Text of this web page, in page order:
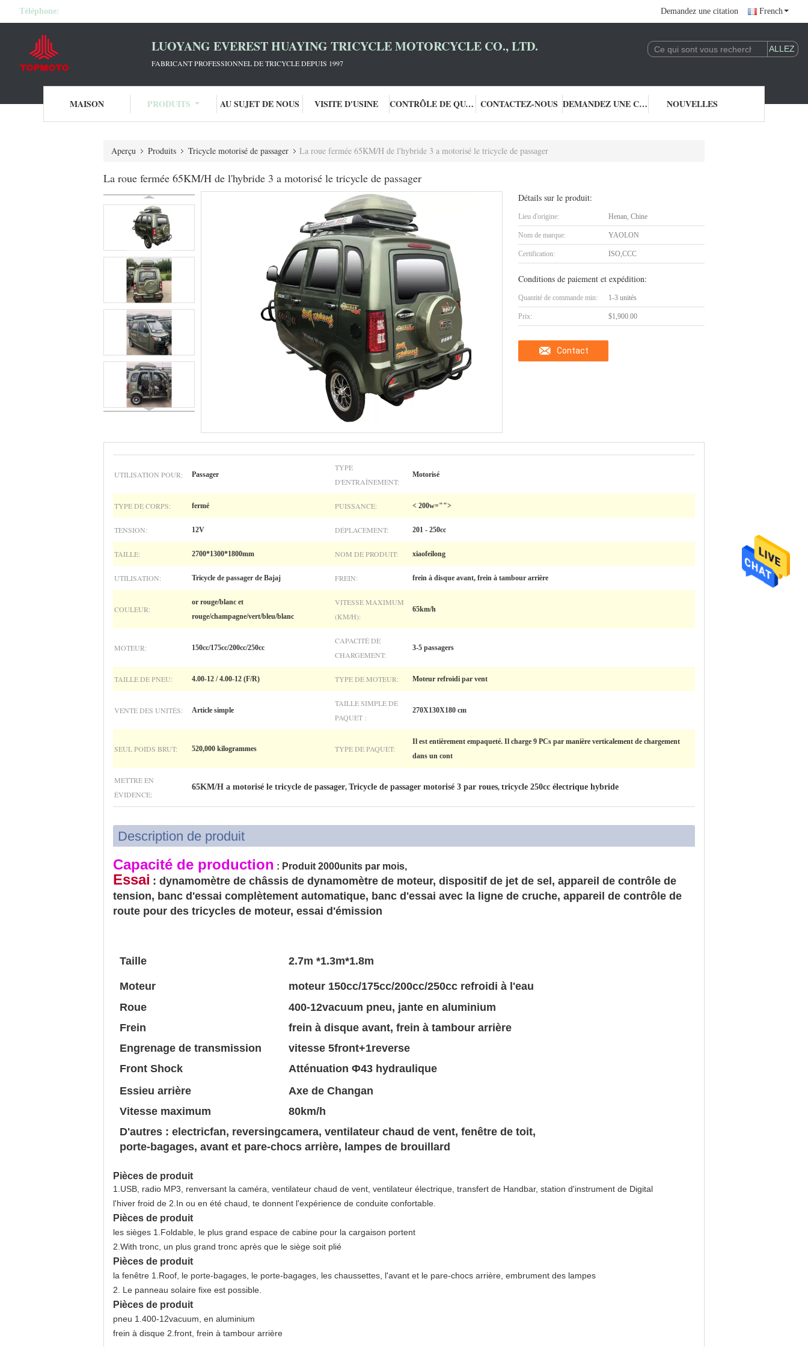
Téléphone: Demandez une citation French
LUOYANG EVEREST HUAYING TRICYCLE MOTORCYCLE CO., LTD.
FABRICANT PROFESSIONNEL DE TRICYCLE DEPUIS 1997
MAISON PRODUITS AU SUJET DE NOUS VISITE D'USINE CONTRÔLE DE QUALITÉ CONTACTEZ-NOUS DEMANDEZ UNE CITATION NOUVELLES
Aperçu Produits Tricycle motorisé de passager La roue fermée 65KM/H de l'hybride 3 a motorisé le tricycle de passager
La roue fermée 65KM/H de l'hybride 3 a motorisé le tricycle de passager
Détails sur le produit:
Lieu d'origine: Henan, Chine
Nom de marque: YAOLON
Certification: ISO,CCC
Conditions de paiement et expédition:
Quantité de commande min: 1-3 unités
Prix: $1,900.00
Contact
UTILISATION POUR: Passager
TYPE
D'ENTRAÎNEMENT:
Motorisé
TYPE DE CORPS: fermé PUISSANCE: < 200w="">
TENSION: 12V DÉPLACEMENT: 201 - 250cc
TAILLE: 2700*1300*1800mm NOM DE PRODUIT: xiaofeilong
UTILISATION: Tricycle de passager de Bajaj FREIN: frein à disque avant, frein à tambour arrière
COULEUR:
or rouge/blanc et
rouge/champagne/vert/bleu/blanc
VITESSE MAXIMUM
(KM/H):
65km/h
MOTEUR: 150cc/175cc/200cc/250cc
CAPACITÉ DE
CHARGEMENT:
3-5 passagers
TAILLE DE PNEU: 4.00-12 / 4.00-12 (F/R) TYPE DE MOTEUR: Moteur refroidi par vent
VENTE DES UNITÉS: Article simple
TAILLE SIMPLE DE
PAQUET :
270X130X180 cm
SEUL POIDS BRUT: 520,000 kilogrammes TYPE DE PAQUET:
Il est entièrement empaqueté. Il charge 9 PCs par manière verticalement de chargement
dans un cont
METTRE EN
ÉVIDENCE:
65KM/H a motorisé le tricycle de passager, Tricycle de passager motorisé 3 par roues, tricycle 250cc électrique hybride
Description de produit
Capacité de production : Produit 2000units par mois,
Essai : dynamomètre de châssis de dynamomètre de moteur, dispositif de jet de sel, appareil de contrôle de
tension, banc d'essai complètement automatique, banc d'essai avec la ligne de cruche, appareil de contrôle de
route pour des tricycles de moteur, essai d'émission
Taille 2.7m *1.3m*1.8m
Moteur
moteur 150cc/175cc/200cc/250cc refroidi à l'eau
Roue
400-12vacuum pneu, jante en aluminium
Frein
frein à disque avant, frein à tambour arrière
Engrenage de transmission
vitesse 5front+1reverse
Front Shock
Atténuation Φ43 hydraulique
Essieu arrière
Axe de Changan
Vitesse maximum
80km/h
D'autres : electricfan, reversingcamera, ventilateur chaud de vent, fenêtre de toit,
porte-bagages, avant et pare-chocs arrière, lampes de brouillard
Pièces de produit
1.USB, radio MP3, renversant la caméra, ventilateur chaud de vent, ventilateur électrique, transfert de Handbar, station d'instrument de Digital
l'hiver froid de 2.In ou en été chaud, te donnent l'expérience de conduite confortable.
Pièces de produit
les sièges 1.Foldable, le plus grand espace de cabine pour la cargaison portent
2.With tronc, un plus grand tronc après que le siège soit plié
Pièces de produit
la fenêtre 1.Roof, le porte-bagages, le porte-bagages, les chaussettes, l'avant et le pare-chocs arrière, embrument des lampes
2. Le panneau solaire fixe est possible.
Pièces de produit
pneu 1.400-12vacuum, en aluminium
frein à disque 2.front, frein à tambour arrière